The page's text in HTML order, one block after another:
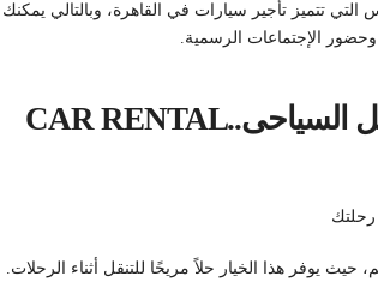
تتميز تأجير سيارات في القاهرة، وبالتالي يمكنك
الإجتماعات الرسمية.
عروض شركات تأجير السيارات والنقل السياحى..CAR RENTAL
حيث يوفر هذا الخيار حلاً مريحًا للتنقل أثناء الرحلات.